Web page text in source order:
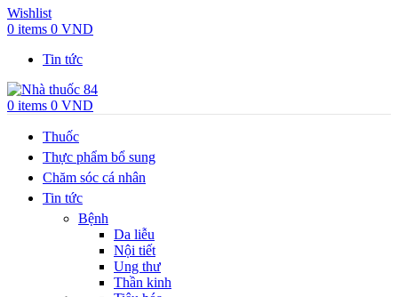
Wishlist
0 items 0 VND
Tin tức
0 items 0 VND
Thuốc
Thực phẩm bổ sung
Chăm sóc cá nhân
Tin tức
Bệnh
Da liễu
Nội tiết
Ung thư
Thần kinh